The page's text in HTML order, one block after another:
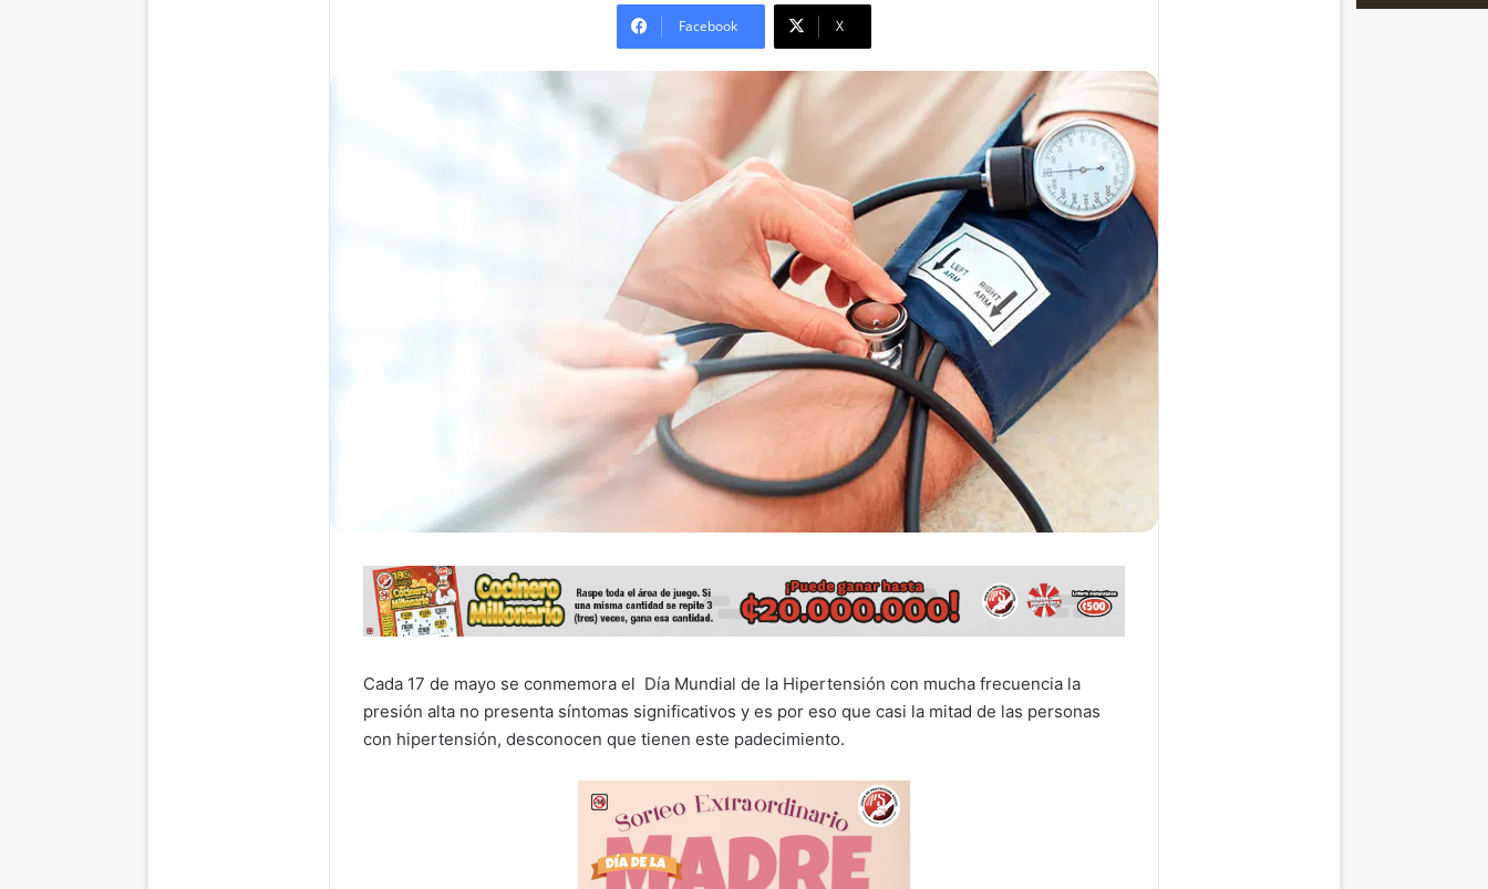
Facebook X
Cada 17 de mayo se conmemora el Día Mundial de la Hipertensión con mucha frecuencia la
presión alta no presenta síntomas significativos y es por eso que casi la mitad de las personas
con hipertensión, desconocen que tienen este padecimiento.